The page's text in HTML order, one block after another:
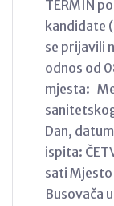
TERMIN
kandidate
se prijavili
odnos od
mjesta:
Dan,
ispita:
sati
Busovača